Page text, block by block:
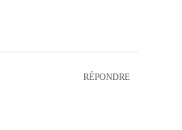
RÉPONDRE